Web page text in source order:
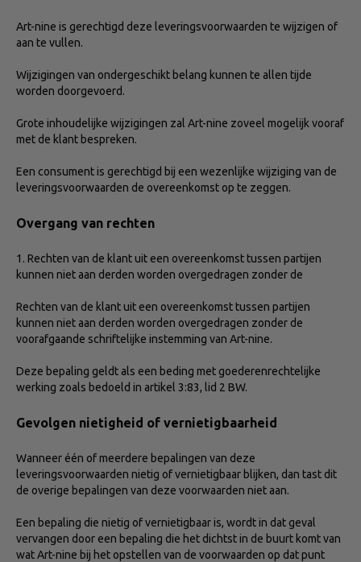
Art-nine is gerechtigd deze leveringsvoorwaarden te wijzigen of
aan te vullen.
Wijzigingen van ondergeschikt belang kunnen te allen tijde
worden doorgevoerd.
Grote inhoudelijke wijzigingen zal Art-nine zoveel mogelijk vooraf
met de klant bespreken.
Een consument is gerechtigd bij een wezenlijke wijziging van de
leveringsvoorwaarden de overeenkomst op te zeggen.
Overgang van rechten
1. Rechten van de klant uit een overeenkomst tussen partijen
kunnen niet aan derden worden overgedragen zonder de
Rechten van de klant uit een overeenkomst tussen partijen
kunnen niet aan derden worden overgedragen zonder de
voorafgaande schriftelijke instemming van Art-nine.
Deze bepaling geldt als een beding met goederenrechtelijke
werking zoals bedoeld in artikel 3:83, lid 2 BW.
Gevolgen nietigheid of vernietigbaarheid
Wanneer één of meerdere bepalingen van deze
leveringsvoorwaarden nietig of vernietigbaar blijken, dan tast dit
de overige bepalingen van deze voorwaarden niet aan.
Een bepaling die nietig of vernietigbaar is, wordt in dat geval
vervangen door een bepaling die het dichtst in de buurt komt van
wat Art-nine bij het opstellen van de voorwaarden op dat punt